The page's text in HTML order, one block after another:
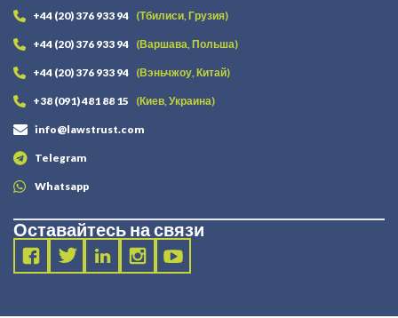
+44 (20) 376 933 94 (Тбилиси, Грузия)
+44 (20) 376 933 94 (Варшава, Польша)
+44 (20) 376 933 94 (Вэньчжоу, Китай)
+38 (091) 481 88 15 (Киев, Украина)
info@lawstrust.com
Telegram
Whatsapp
Оставайтесь на связи